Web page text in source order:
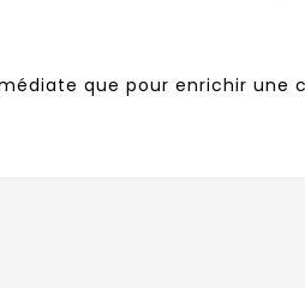
que pour enrichir une